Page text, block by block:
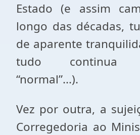
Estado (e assim
longo das décadas,
de aparente
tudo continua
“normal”...).
Vez por outra, a
Corregedoria ao